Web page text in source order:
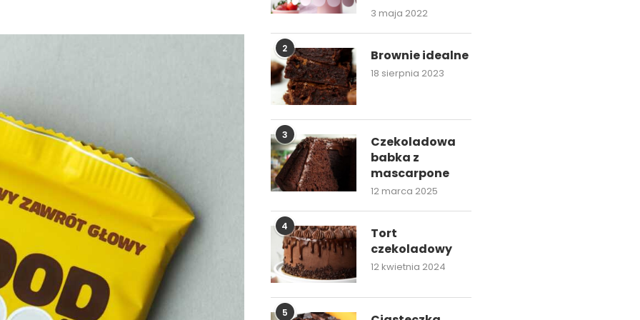
3 maja 2022
2 Brownie idealne
18 sierpnia 2023
3
Czekoladowa
babka z
mascarpone
12 marca 2025
4
Tort
czekoladowy
12 kwietnia 2024
5